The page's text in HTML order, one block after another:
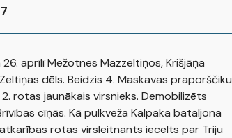
26. aprīlī Mežotnes Mazzeltiņos, Krišjāņa
dēls. Beidzis 4. Maskavas praporščiku
2. rotas jaunākais virsnieks. Demobilizēts
cīņās. Kā pulkveža Kalpaka bataljona
rotas virsleitnants iecelts par Triju